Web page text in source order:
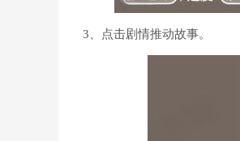
3、点击剧情推动故事。